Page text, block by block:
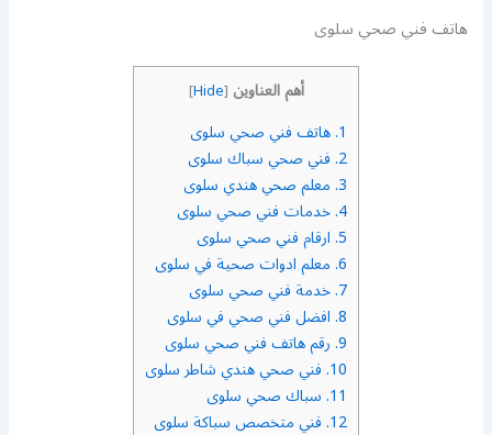
هاتف فني صحي سلوى
أهم العناوين [
Hide
]
1. هاتف فني صحي سلوى
2. فني صحي سباك سلوى
3. معلم صحي هندي سلوى
4. خدمات فني صحي سلوى
5. ارقام فني صحي سلوى
6. معلم ادوات صحية في سلوى
7. خدمة فني صحي سلوى
8. افضل فني صحي في سلوى
9. رقم هاتف فني صحي سلوى
10. فني صحي هندي شاطر سلوى
11. سباك صحي سلوى
12. فني متخصص سباكة سلوى